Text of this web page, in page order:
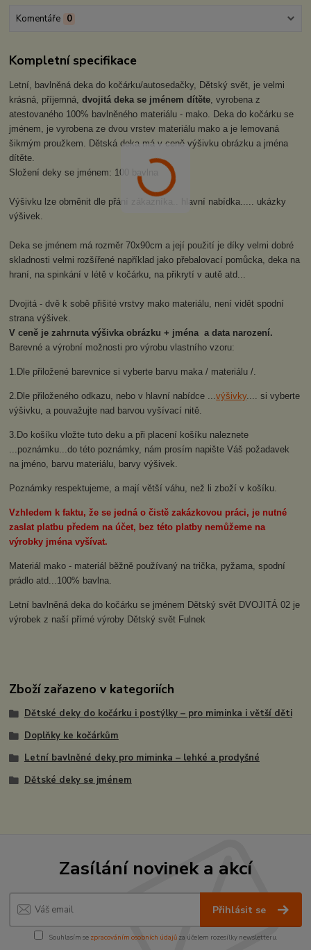
Komentáře 0
Kompletní specifikace
Letní, bavlněná deka do kočárku/autosedačky, Dětský svět, je velmi
krásná, příjemná,dvojitá deka se jménem dítěte, vyrobena z
atestovaného 100% bavlněného materiálu - mako. Deka do kočárku se
jménem, je vyrobena ze dvou vrstev materiálu mako a je lemovaná
šikmým proužkem. Dětská deka má v ceně výšivku obrázku a jména
dítěte.
Složení deky se jménem: 100 bavlna
Výšivku lze obměnit dle přání zákazníka.. hlavní nabídka..... ukázky
výšivek.
Deka se jménem má rozměr 70x90cm a její použití je díky velmi dobré
skladnosti velmi rozšířené například jako přebalovací pomůcka, deka na
hraní, na spinkání v létě v kočárku, na přikrytí v autě atd...
Dvojitá - dvě k sobě přišité vrstvy mako materiálu, není vidět spodní
strana výšivek.
V ceně je zahrnuta výšivka obrázku + jména a data narození.
Barevné a výrobní možnosti pro výrobu vlastního vzoru:
1.Dle přiložené barevnice si vyberte barvu maka / materiálu /.
2.Dle přiloženého odkazu, nebo v hlavní nabídce ...výšivky.... si vyberte
výšivku, a pouvažujte nad barvou vyšívací nitě.
3.Do košíku vložte tuto deku a při placení košíku naleznete
...poznámku...do této poznámky, nám prosím napište Váš požadavek
na jméno, barvu materiálu, barvy výšivek.
Poznámky respektujeme, a mají větší váhu, než li zboží v košíku.
Vzhledem k faktu, že se jedná o čistě zakázkovou práci, je nutné
zaslat platbu předem na účet, bez této platby nemůžeme na
výrobky jména vyšívat.
Materiál mako - materiál běžně používaný na trička, pyžama, spodní
prádlo atd...100% bavlna.
Letní bavlněná deka do kočárku se jménem Dětský svět DVOJITÁ 02 je
výrobek z naší přímé výroby Dětský svět Fulnek
Zboží zařazeno v kategoriích
Dětské deky do kočárku i postýlky – pro miminka i větší děti
Doplňky ke kočárkům
Letní bavlněné deky pro miminka – lehké a prodyšné
Dětské deky se jménem
Zasílání novinek a akcí
Přihlásit se
Souhlasím se zpracováním osobních údajůza účelem rozesílky newsletteru.